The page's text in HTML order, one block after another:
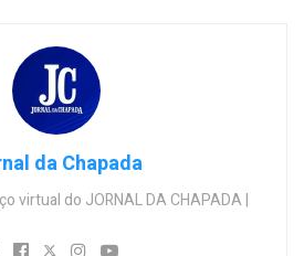
da Chapada
virtual do JORNAL DA CHAPADA |